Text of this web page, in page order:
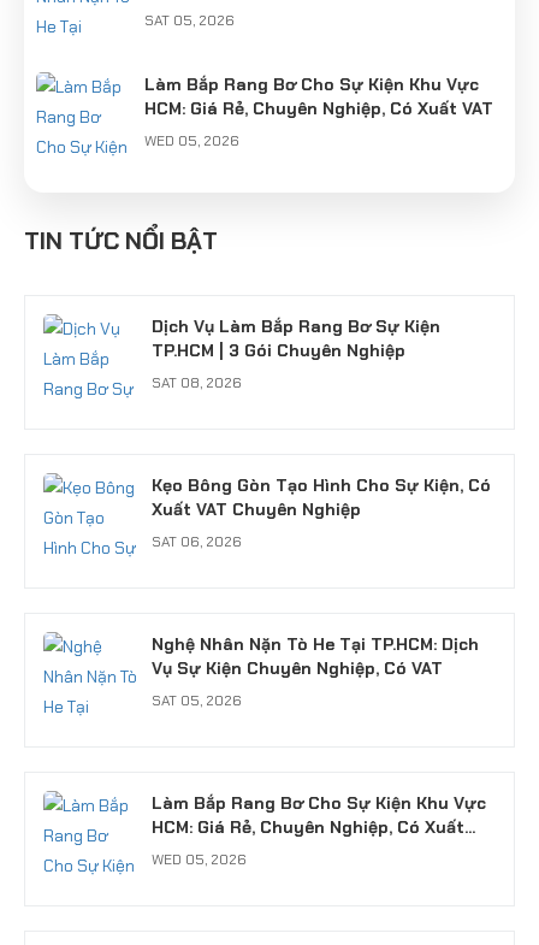
SAT 05, 2026
Làm Bắp Rang Bơ Cho Sự Kiện Khu Vực
HCM: Giá Rẻ, Chuyên Nghiệp, Có Xuất VAT
WED 05, 2026
Hà Nội: Giữ Hồn Nét Việt Cho Sự Kiện
TIN TỨC NỔI BẬT
Dịch Vụ Làm Bắp Rang Bơ Sự Kiện
TP.HCM | 3 Gói Chuyên Nghiệp
SAT 08, 2026
Kẹo Bông Gòn Tạo Hình Cho Sự Kiện, Có
Xuất VAT Chuyên Nghiệp
SAT 06, 2026
Nghệ Nhân Nặn Tò He Tại TP.HCM: Dịch
Vụ Sự Kiện Chuyên Nghiệp, Có VAT
SAT 05, 2026
Làm Bắp Rang Bơ Cho Sự Kiện Khu Vực
HCM: Giá Rẻ, Chuyên Nghiệp, Có Xuất
VAT
WED 05, 2026